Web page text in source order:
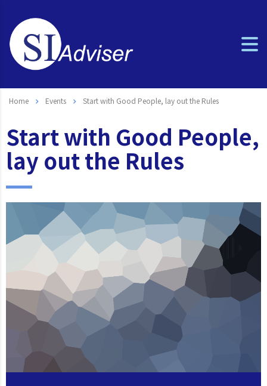
Home Events Start with Good People, lay out the Rules
Start with Good People,
lay out the Rules